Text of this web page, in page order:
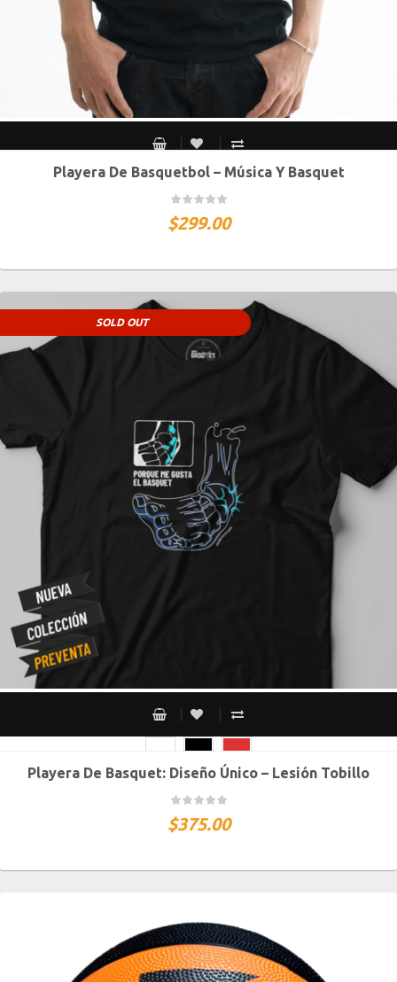
S MEX / XS USA M MEX / S USA G MEX / M USA XG MEX / G USA
Playera De Basquetbol – Música Y Basquet
$299.00
SOLD OUT
CH M G XG XXG
Playera De Basquet: Diseño Único – Lesión Tobillo
$375.00